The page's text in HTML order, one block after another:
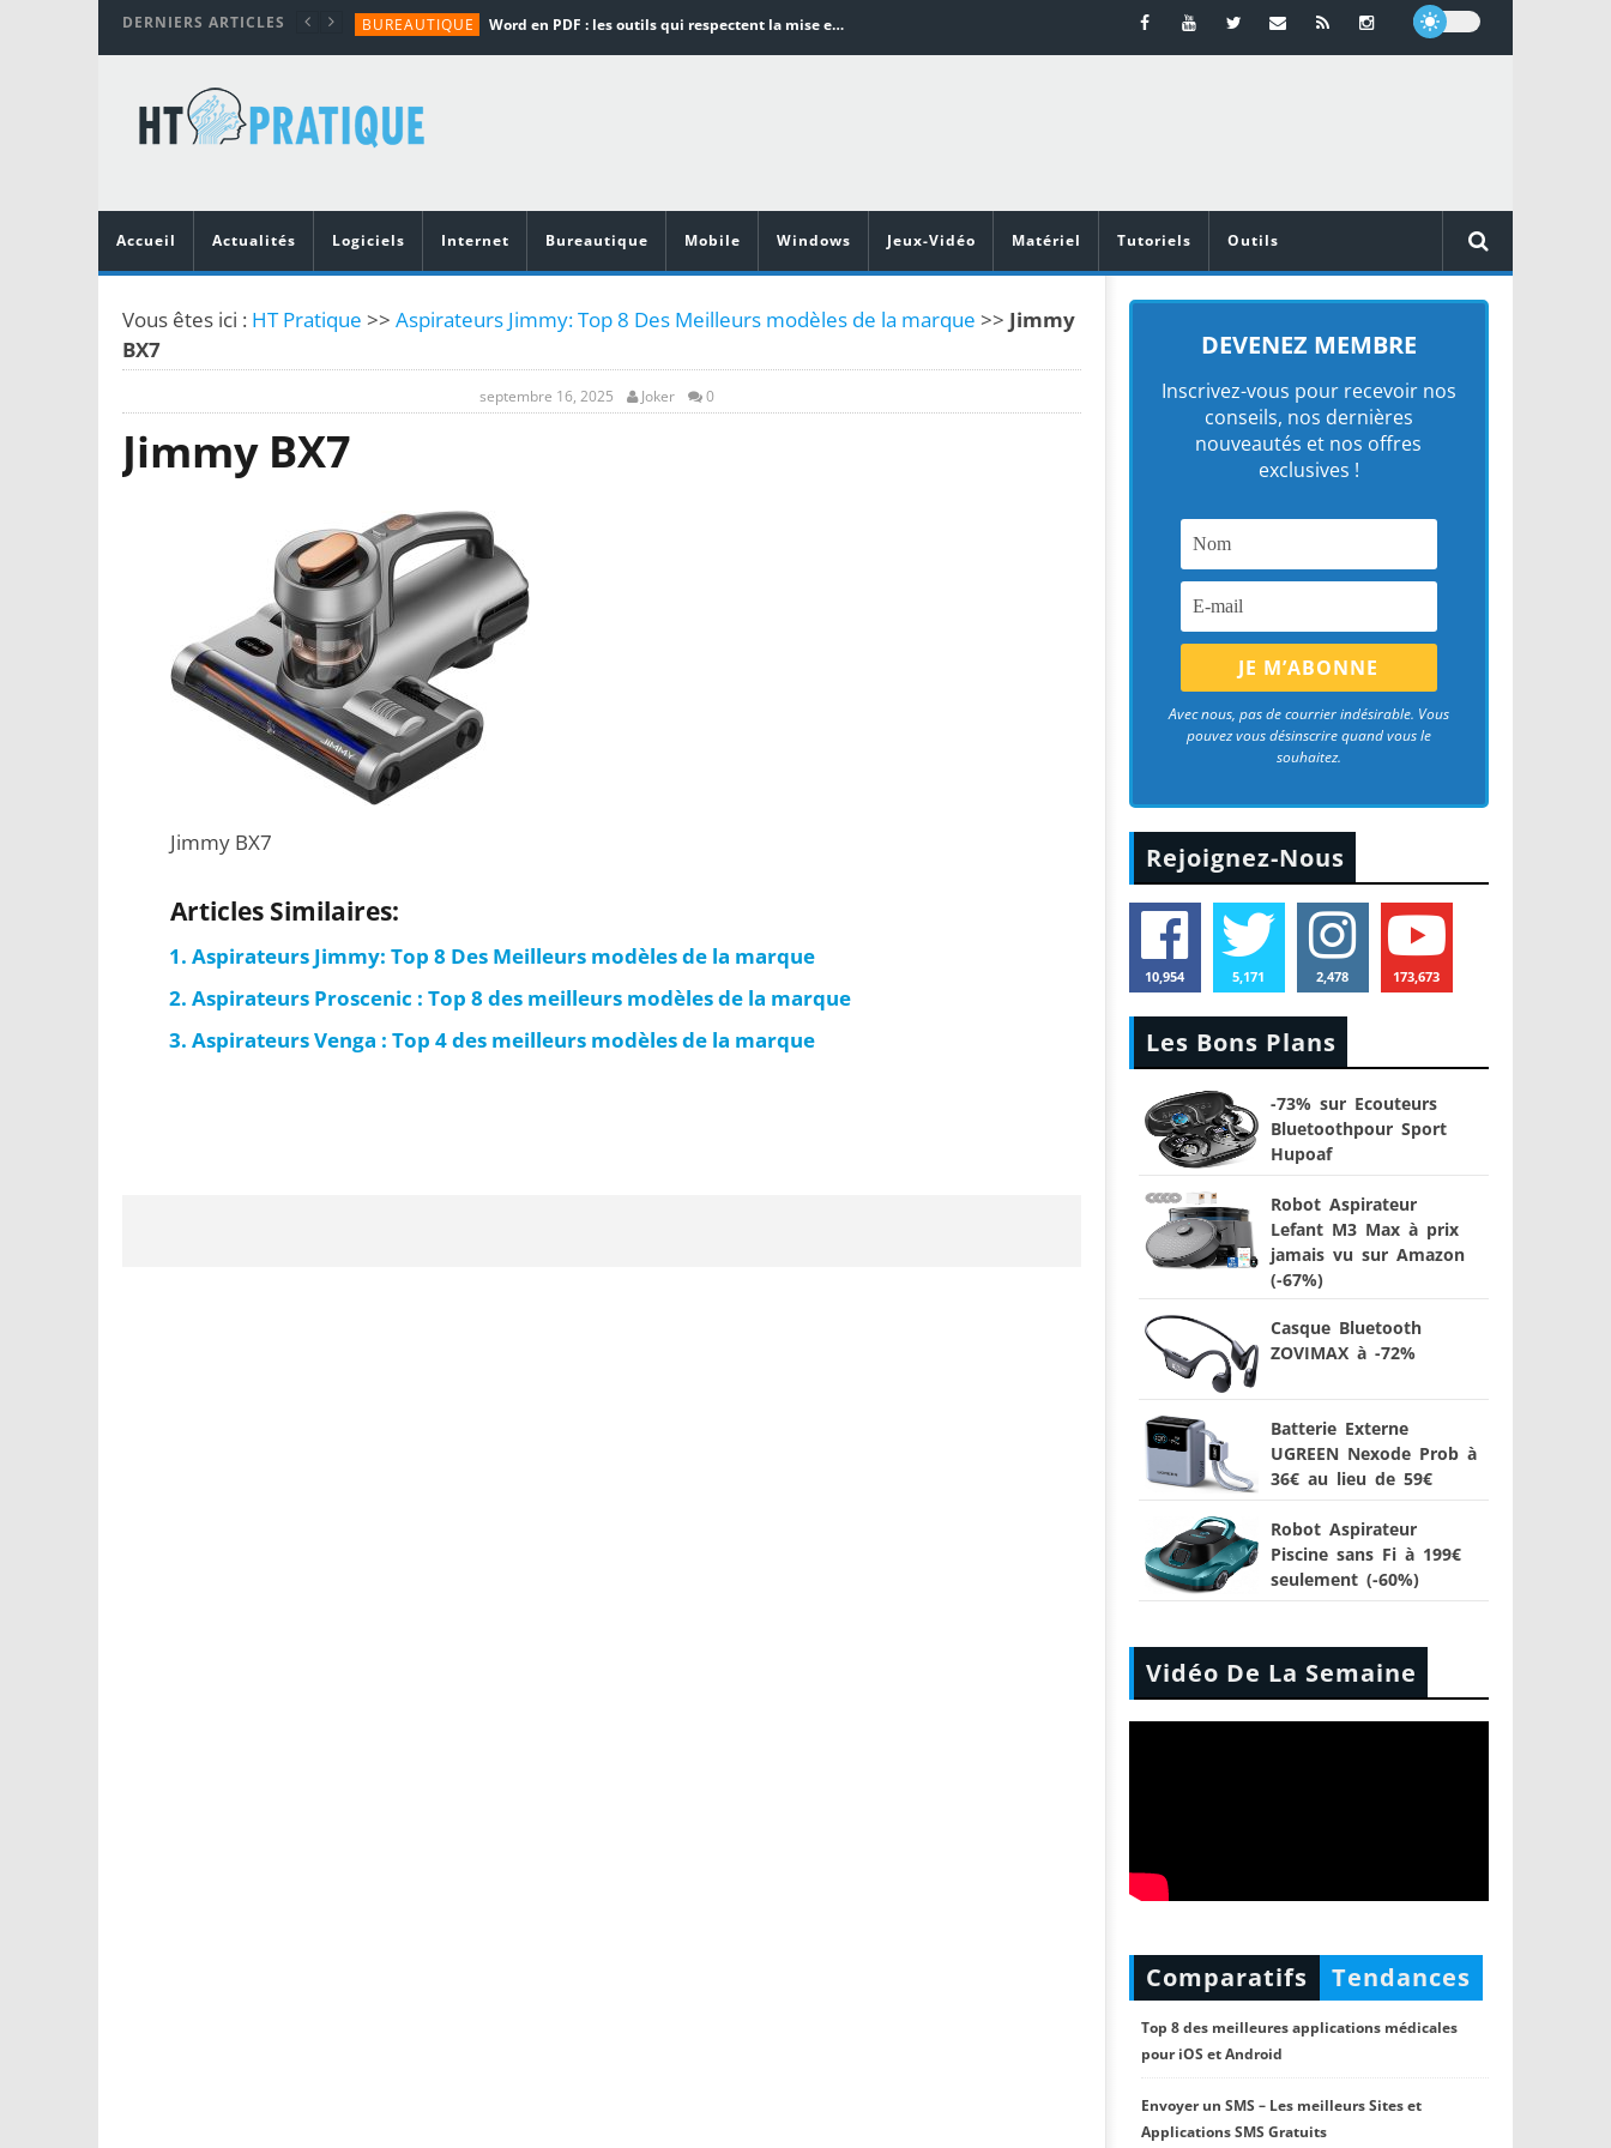
DERNIERS ARTICLES BUREAUTIQUE Word en PDF : les outils qui respectent la mise en page
TUTORIALS
MATÉRIEL
Vidéoprojecteurs Asus : Top 6 des meilleurs modèles de la marque
Accueil
Actualités Logiciels Internet Bureautique Mobile Windows Jeux-Vidéo Matériel Tutoriels Outils
Vous êtes ici : HT Pratique >> Aspirateurs Jimmy: Top 8 Des Meilleurs modèles de la marque >> Jimmy
BX7
septembre 16, 2025 Joker 0
Jimmy BX7
Jimmy BX7
Articles Similaires:
Aspirateurs Jimmy: Top 8 Des Meilleurs modèles de la marque
Aspirateurs Proscenic : Top 8 des meilleurs modèles de la marque
Aspirateurs Venga : Top 4 des meilleurs modèles de la marque
DEVENEZ MEMBRE
Inscrivez-vous pour recevoir nos
conseils, nos dernières
nouveautés et nos offres
exclusives !
Avec nous, pas de courrier indésirable. Vous
pouvez vous désinscrire quand vous le
souhaitez.
Rejoignez-Nous
10,954 5,171 2,478 173,673
Les Bons Plans
-73% sur Ecouteurs
Bluetoothpour Sport
Hupoaf
Robot Aspirateur
Lefant M3 Max à prix
jamais vu sur Amazon
(-67%)
Casque Bluetooth
ZOVIMAX à -72%
Batterie Externe
UGREEN Nexode Prob à
36€ au lieu de 59€
Robot Aspirateur
Piscine sans Fi à 199€
seulement (-60%)
Vidéo De La Semaine
Comparatifs Tendances
Top 8 des meilleures applications médicales
pour iOS et Android
Envoyer un SMS – Les meilleurs Sites et
Applications SMS Gratuits